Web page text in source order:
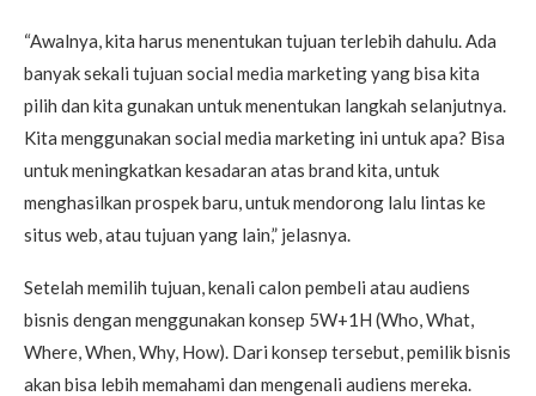
“Awalnya, kita harus menentukan tujuan terlebih dahulu. Ada
banyak sekali tujuan social media marketing yang bisa kita
pilih dan kita gunakan untuk menentukan langkah selanjutnya.
Kita menggunakan social media marketing ini untuk apa? Bisa
untuk meningkatkan kesadaran atas brand kita, untuk
menghasilkan prospek baru, untuk mendorong lalu lintas ke
situs web, atau tujuan yang lain,” jelasnya.
Setelah memilih tujuan, kenali calon pembeli atau audiens
bisnis dengan menggunakan konsep 5W+1H (Who, What,
Where, When, Why, How). Dari konsep tersebut, pemilik bisnis
akan bisa lebih memahami dan mengenali audiens mereka.